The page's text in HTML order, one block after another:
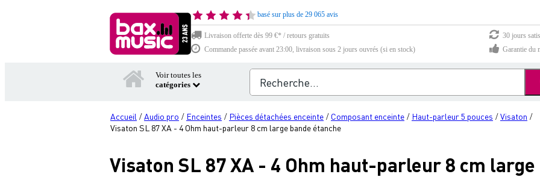
basé sur plus de 29 065 avis
Livraison offerte dès 99 €* / retours gratuits
30 jours
Commande passée avant 23:00, livraison sous 2 jours ouvrés (si en stock)
Garantie du
Voir toutes les
catégories
Accueil /Audio pro / Enceintes / Pièces détachées enceinte / Composant enceinte / Haut-parleur 5 pouces /Visaton /
Visaton SL 87 XA - 4 Ohm haut-parleur 8 cm large bande étanche
Visaton SL 87 XA - 4 Ohm haut-parleur 8 cm